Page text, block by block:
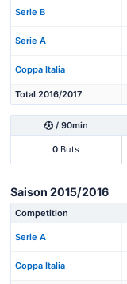
Serie B
Serie A
Coppa Italia
Total 2016/2017
/ 90min
0 Buts
Saison 2015/2016
Competition
Serie A
Coppa Italia